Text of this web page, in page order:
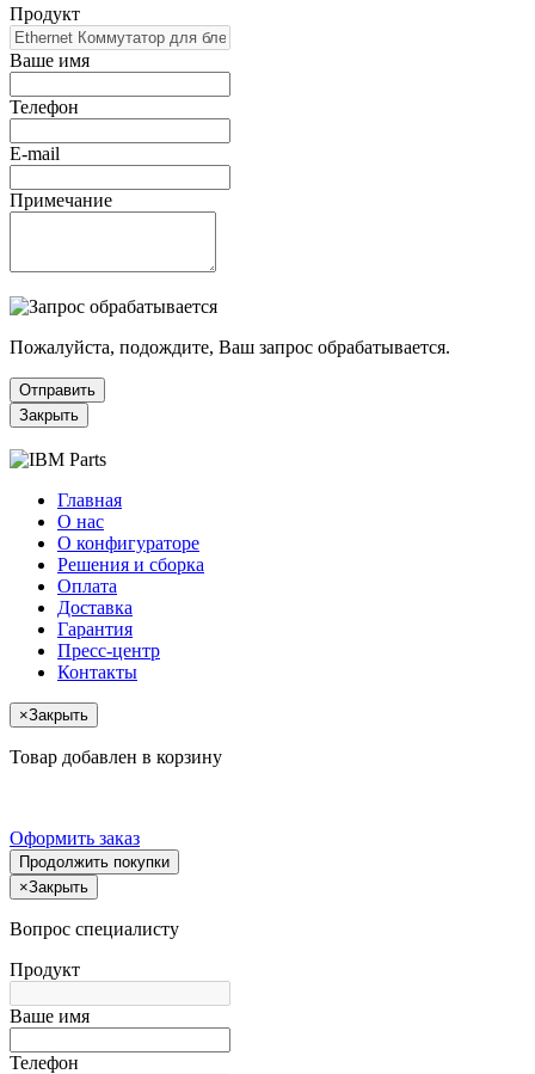
Продукт
Ваше имя
Телефон
E-mail
Примечание
Пожалуйста, подождите, Ваш запрос обрабатывается.
Отправить
Закрыть
Главная
О нас
О конфигураторе
Решения и сборка
Оплата
Доставка
Гарантия
Пресс-центр
Контакты
×Закрыть
Товар добавлен в корзину
Оформить заказ
Продолжить покупки
×Закрыть
Вопрос специалисту
Продукт
Ваше имя
Телефон